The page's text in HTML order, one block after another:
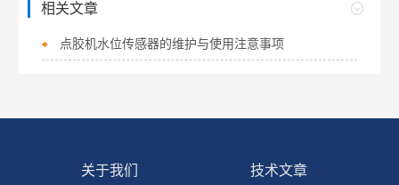
相关文章
点胶机水位传感器的维护与使用注意事项
关于我们 技术文章